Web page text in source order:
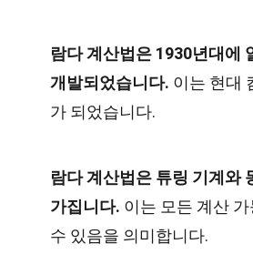
람다 계산법은 1930년대에
개발되었습니다. 이는 현대
가 되었습니다.
람다 계산법은 튜링 기계와
가집니다. 이는 모든 계산
수 있음을 의미합니다.